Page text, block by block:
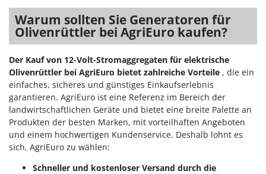
R
R.G.V.
Rato
Redback
Resto Italia
Ribimex
Ripartrak
Ritter
Warum sollten Sie Generatoren für
Olivenrüttler bei AgriEuro kaufen?
Der Kauf von 12-Volt-Stromaggregaten für elektrische
Olivenrüttler bei AgriEuro bietet zahlreiche Vorteile , die ein
einfaches, sicheres und günstiges Einkaufserlebnis
garantieren. AgriEuro ist eine Referenz im Bereich der
landwirtschaftlichen Geräte und bietet eine breite Palette an
Produkten der besten Marken, mit vorteilhaften Angeboten
und einem hochwertigen Kundenservice. Deshalb lohnt es
sich, AgriEuro zu wählen:
Schneller und kostenloser Versand durch die